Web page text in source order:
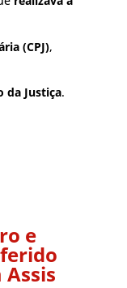
(CPJ),
da Justiça.
e